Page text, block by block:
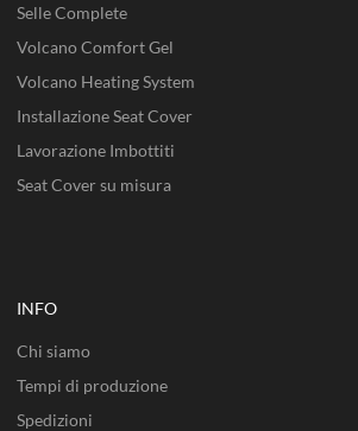
Selle Complete
Volcano Comfort Gel
Volcano Heating System
Installazione Seat Cover
Lavorazione Imbottiti
Seat Cover su misura
INFO
Chi siamo
Tempi di produzione
Spedizioni